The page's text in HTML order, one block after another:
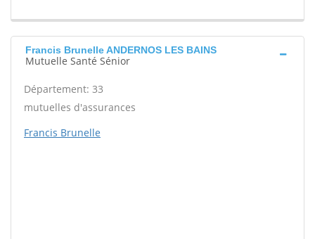
Francis Brunelle ANDERNOS LES BAINS
Mutuelle Santé Sénior
Département: 33
mutuelles d'assurances
Francis Brunelle